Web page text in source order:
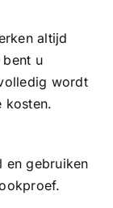
altijd
u
wordt
kosten.
en gebruiken